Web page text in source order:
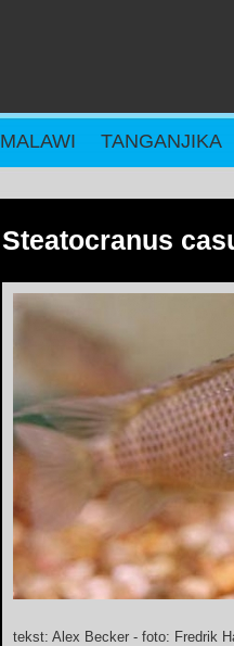
MALAWI TANGANJIKA
Steatocranus
tekst: Alex Becker - foto: Fredrik